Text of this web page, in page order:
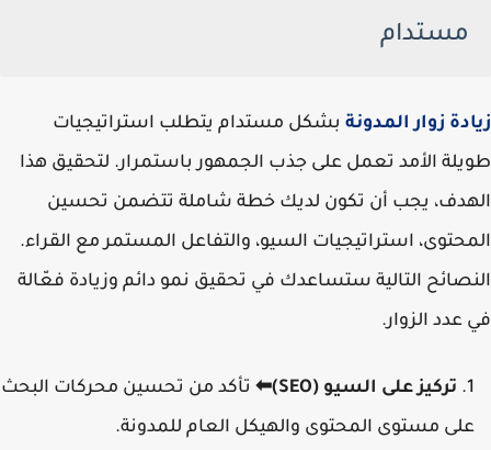
مستدام
زيادة زوار المدونة بشكل مستدام يتطلب استراتيجيات
طويلة الأمد تعمل على جذب الجمهور باستمرار. لتحقيق هذا
الهدف، يجب أن تكون لديك خطة شاملة تتضمن تحسين
المحتوى، استراتيجيات السيو، والتفاعل المستمر مع القراء.
النصائح التالية ستساعدك في تحقيق نمو دائم وزيادة فعّالة
في عدد الزوار.
تركيز على السيو (SEO)⬅
تأكد من تحسين محركات البحث
على مستوى المحتوى والهيكل العام للمدونة.